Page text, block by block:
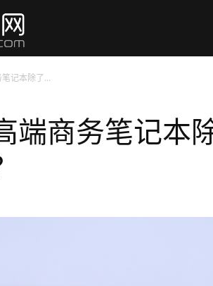
镜
网
记本除了...
端商务笔记本